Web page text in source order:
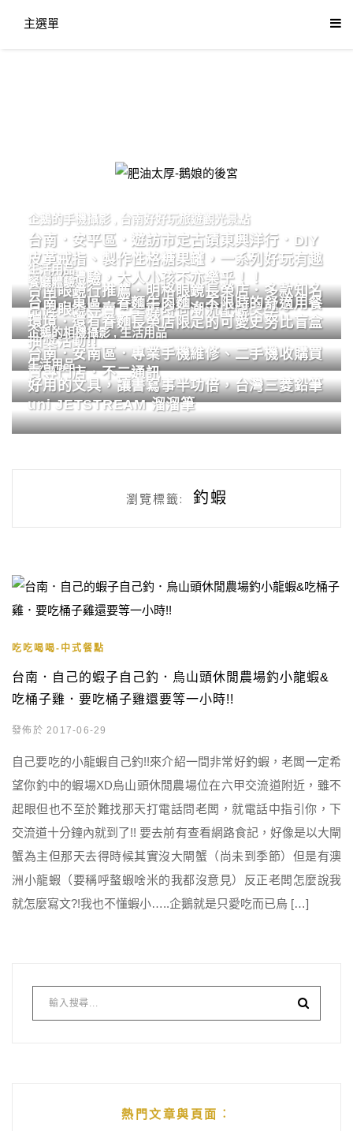
主選單
肥油太厚-鵝娘的後宮
企鵝的手機攝影 台南好好玩旅遊觀光景點
台南．安平區．遊訪市定古蹟東興洋行．DIY
皮革戒指、製作性格糖果罐，一系列好玩有趣
的手作體驗，大人小孩不亦樂乎！！
生活用品
台南眼鏡行推薦．明格眼鏡長榮店．多款知名
品牌眼鏡專賣．掌握時尚潮流配鏡美學。
餐廳體驗
台南．東區．眷麵牛肉麵．不限時的舒適用餐
環境．還有眷麵長榮店限定的可愛史努比盲盒
抽獎活動!!
企鵝的相機攝影,生活用品
台南．安南區．專業手機維修、二手機收購買
賣專門店．不二通訊
生活用品
好用的文具，讓書寫事半功倍，台灣三菱鉛筆
uni JETSTREAM 溜溜筆
瀏覽標籤: 釣蝦
吃吃喝喝-中式餐點
台南．自己的蝦子自己釣．烏山頭休閒農場釣小龍蝦&
吃桶子雞．要吃桶子雞還要等一小時!!
發佈於 2017-06-29
自己要吃的小龍蝦自己釣!!來介紹一間非常好釣蝦，老闆一定希
望你釣中的蝦場XD烏山頭休閒農場位在六甲交流道附近，雖不
起眼但也不至於難找那天打電話問老闆，就電話中指引你，下
交流道十分鐘內就到了!! 要去前有查看網路食記，好像是以大閘
蟹為主但那天去得時候其實沒大閘蟹（尚未到季節）但是有澳
洲小龍蝦（要稱呼螯蝦啥米的我都沒意見）反正老闆怎麼說我
就怎麼寫文?!我也不懂蝦小…..企鵝就是只愛吃而已烏 […]
熱門文章與頁面︰